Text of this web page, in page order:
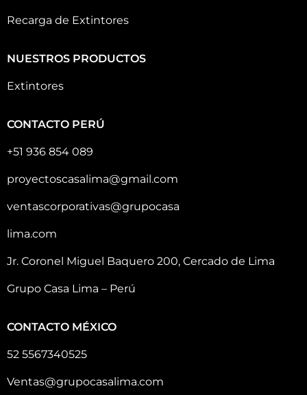
Recarga de Extintores
NUESTROS PRODUCTOS
Extintores
CONTACTO PERÚ
+51 936 854 089
proyectoscasalima@gmail.com
ventascorporativas@grupocasa
lima.com
Jr. Coronel Miguel Baquero 200, Cercado de Lima
Grupo Casa Lima – Perú
CONTACTO MÉXICO
52 5567340525
Ventas@grupocasalima.com